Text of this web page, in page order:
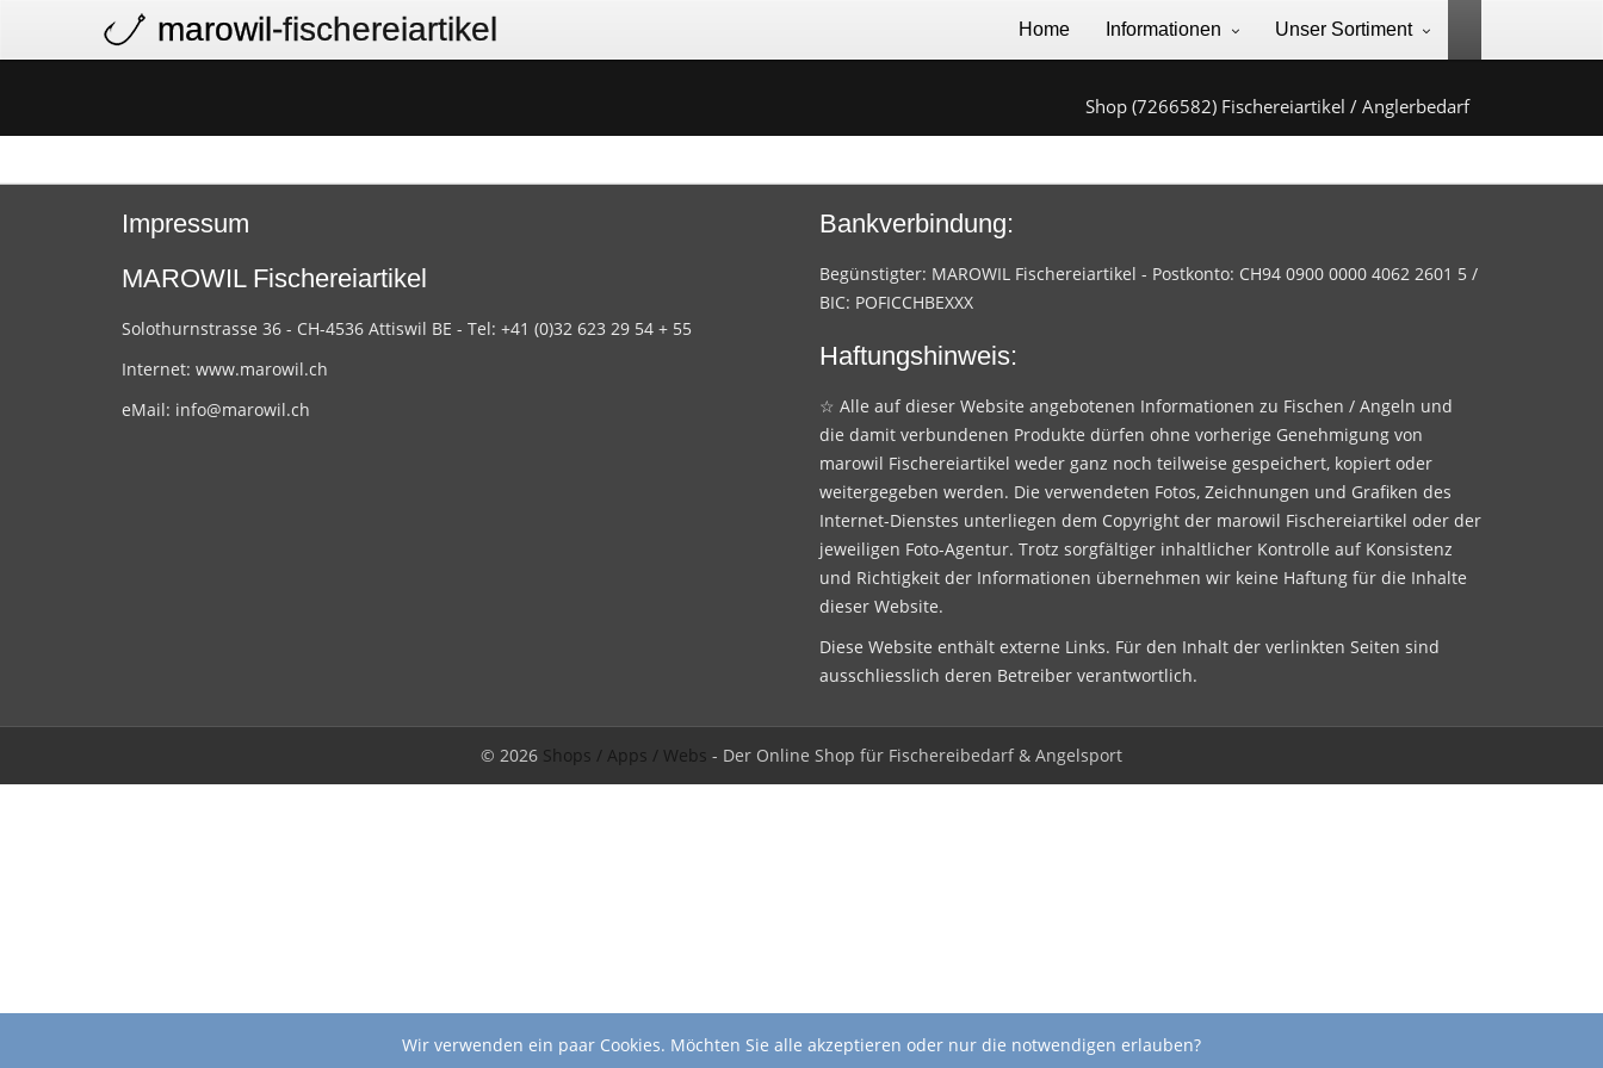
marowil-fischereiartikel Home Informationen Unser Sortiment
Shop (7266582) Fischereiartikel / Anglerbedarf
Impressum
MAROWIL Fischereiartikel
Solothurnstrasse 36 - CH-4536 Attiswil BE - Tel: +41 (0)32 623 29 54 + 55
Internet: www.marowil.ch
eMail: info@marowil.ch
Bankverbindung:
Begünstigter: MAROWIL Fischereiartikel - Postkonto: CH94 0900 0000 4062 2601 5 /
BIC: POFICCHBEXXX
Haftungshinweis:
☆ Alle auf dieser Website angebotenen Informationen zu Fischen / Angeln und
die damit verbundenen Produkte dürfen ohne vorherige Genehmigung von
marowil Fischereiartikel weder ganz noch teilweise gespeichert, kopiert oder
weitergegeben werden. Die verwendeten Fotos, Zeichnungen und Grafiken des
Internet-Dienstes unterliegen dem Copyright der marowil Fischereiartikel oder der
jeweiligen Foto-Agentur. Trotz sorgfältiger inhaltlicher Kontrolle auf Konsistenz
und Richtigkeit der Informationen übernehmen wir keine Haftung für die Inhalte
dieser Website.
Diese Website enthält externe Links. Für den Inhalt der verlinkten Seiten sind
ausschliesslich deren Betreiber verantwortlich.
© 2026 Shops / Apps / Webs - Der Online Shop für Fischereibedarf & Angelsport
Wir verwenden ein paar Cookies. Möchten Sie alle akzeptieren oder nur die notwendigen erlauben?